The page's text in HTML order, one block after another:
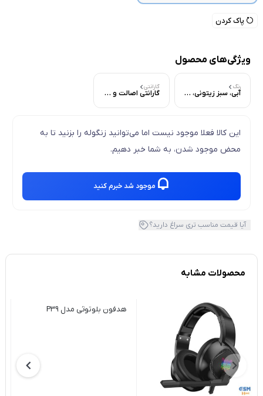
پاک کردن
ویژگی‌های محصول
رنگ
آبی، سبز زیتونی، سفید، قرمز، مشکی
گارانتی
گارانتی اصالت و سلامت فیزیکی کالا
این کالا فعلا موجود نیست اما می‌توانید زنگوله را بزنید تا به
محض موجود شدن، به شما خبر دهیم.
موجود شد خبرم کنید
آیا قیمت مناسب تری سراغ دارید؟
محصولات مشابه
هدفون بلوتوثی مدل P39